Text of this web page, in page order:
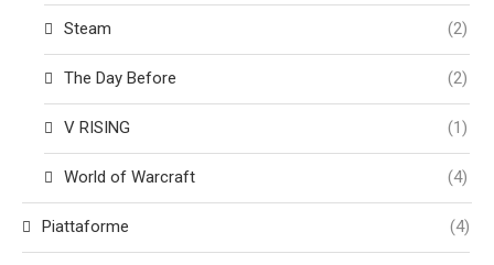
Steam (2)
The Day Before (2)
V RISING (1)
World of Warcraft (4)
Piattaforme (4)